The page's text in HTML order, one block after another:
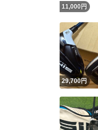
11,000 円
29,700円